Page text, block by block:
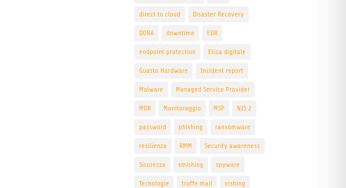
direct to cloud Disaster Recovery
DORA downtime EDR
endpoint protection Etica digitale
Guasto Hardware Incident report
Malware Managed Service Provider
MDR Monitoraggio MSP NIS 2
password phishing ransomware
resilienza RMM Security awareness
Sicurezza smishing spyware
Tecnologie truffe mail vishing